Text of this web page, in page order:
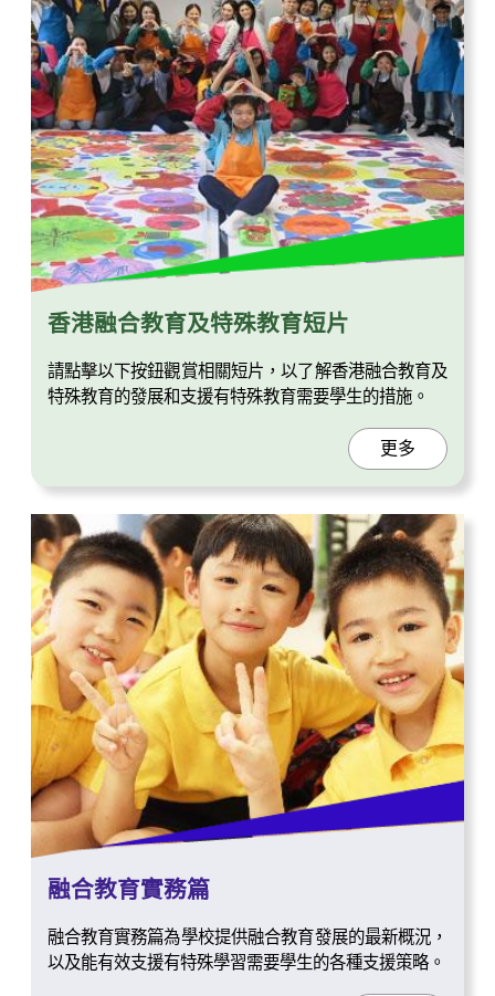
香港融合教育及特殊教育短片
請點擊以下按鈕觀賞相關短片，以了解香港融合教育及
特殊教育的發展和支援有特殊教育需要學生的措施。
更多
融合教育實務篇
融合教育實務篇為學校提供融合教育發展的最新概況，
以及能有效支援有特殊學習需要學生的各種支援策略。